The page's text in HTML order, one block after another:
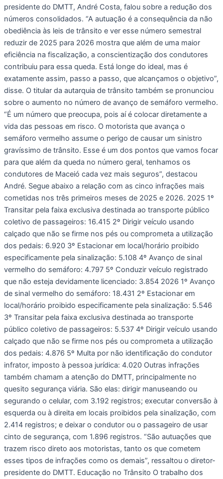
presidente do DMTT, André Costa, falou sobre a redução dos
números consolidados. “A autuação é a consequência da não
obediência às leis de trânsito e ver esse número semestral
reduzir de 2025 para 2026 mostra que além de uma maior
eficiência na fiscalização, a conscientização dos condutores
contribuiu para essa queda. Está longe do ideal, mas é
exatamente assim, passo a passo, que alcançamos o objetivo”,
disse. O titular da autarquia de trânsito também se pronunciou
sobre o aumento no número de avanço de semáforo vermelho.
“É um número que preocupa, pois aí é colocar diretamente a
vida das pessoas em risco. O motorista que avança o
semáforo vermelho assume o perigo de causar um sinistro
gravíssimo de trânsito. Esse é um dos pontos que vamos focar
para que além da queda no número geral, tenhamos os
condutores de Maceió cada vez mais seguros”, destacou
André. Segue abaixo a relação com as cinco infrações mais
cometidas nos três primeiros meses de 2025 e 2026. 2025 1º
Transitar pela faixa exclusiva destinada ao transporte público
coletivo de passageiros: 16.415 2º Dirigir veículo usando
calçado que não se firme nos pés ou comprometa a utilização
dos pedais: 6.920 3º Estacionar em local/horário proibido
especificamente pela sinalização: 5.108 4º Avanço de sinal
vermelho do semáforo: 4.797 5º Conduzir veículo registrado
que não esteja devidamente licenciado: 3.854 2026 1º Avanço
de sinal vermelho do semáforo: 18.431 2º Estacionar em
local/horário proibido especificamente pela sinalização: 5.546
3º Transitar pela faixa exclusiva destinada ao transporte
público coletivo de passageiros: 5.537 4º Dirigir veículo usando
calçado que não se firme nos pés ou comprometa a utilização
dos pedais: 4.876 5º Multa por não identificação do condutor
infrator, imposto à pessoa jurídica: 4.020 Outras infrações
também chamam a atenção do DMTT, principalmente no
quesito segurança viária. São elas: dirigir manuseando ou
segurando o celular, com 3.192 registros; executar conversão à
esquerda ou à direita em locais proibidos pela sinalização, com
2.414 registros; e deixar o condutor ou o passageiro de usar
cinto de segurança, com 1.896 registros. “São autuações que
trazem risco direto aos motoristas, tanto os que cometem
esses tipos de infrações como os demais”, ressaltou o diretor-
presidente do DMTT. Educação no Trânsito O trabalho dos